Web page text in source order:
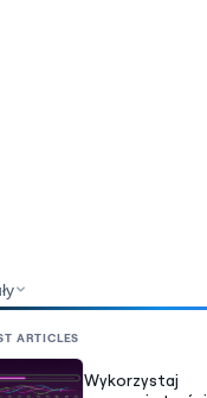
ARTICLES
Wykorzystaj